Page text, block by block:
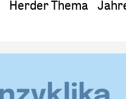
Herder Thema